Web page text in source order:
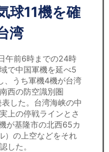
球11機を確
湾
午前6時までの24時
で中国軍機を延べ5
、うち軍機4機が台湾
西の防空識別圏
表した。台湾海峡の中
上の停戦ラインとさ
が基隆市の北西65カ
）の上空などをそれ
した。